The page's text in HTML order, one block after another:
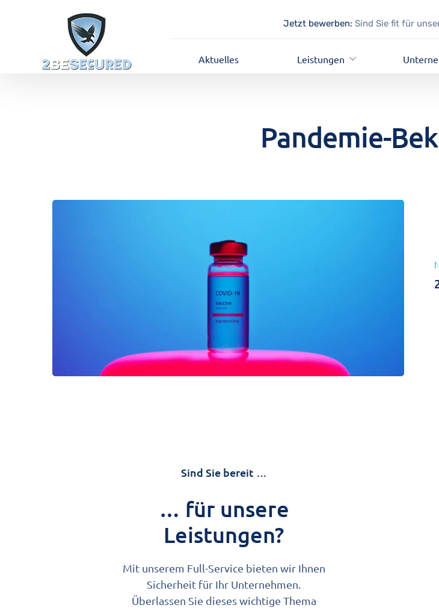
Jetzt bewerben: Sind Sie fit für
Aktuelles Leistungen
Pandemie-
Sind Sie bereit …
… für unsere
Leistungen?
Mit unserem Full-Service bieten wir Ihnen
Sicherheit für Ihr Unternehmen.
Überlassen Sie dieses wichtige Thema